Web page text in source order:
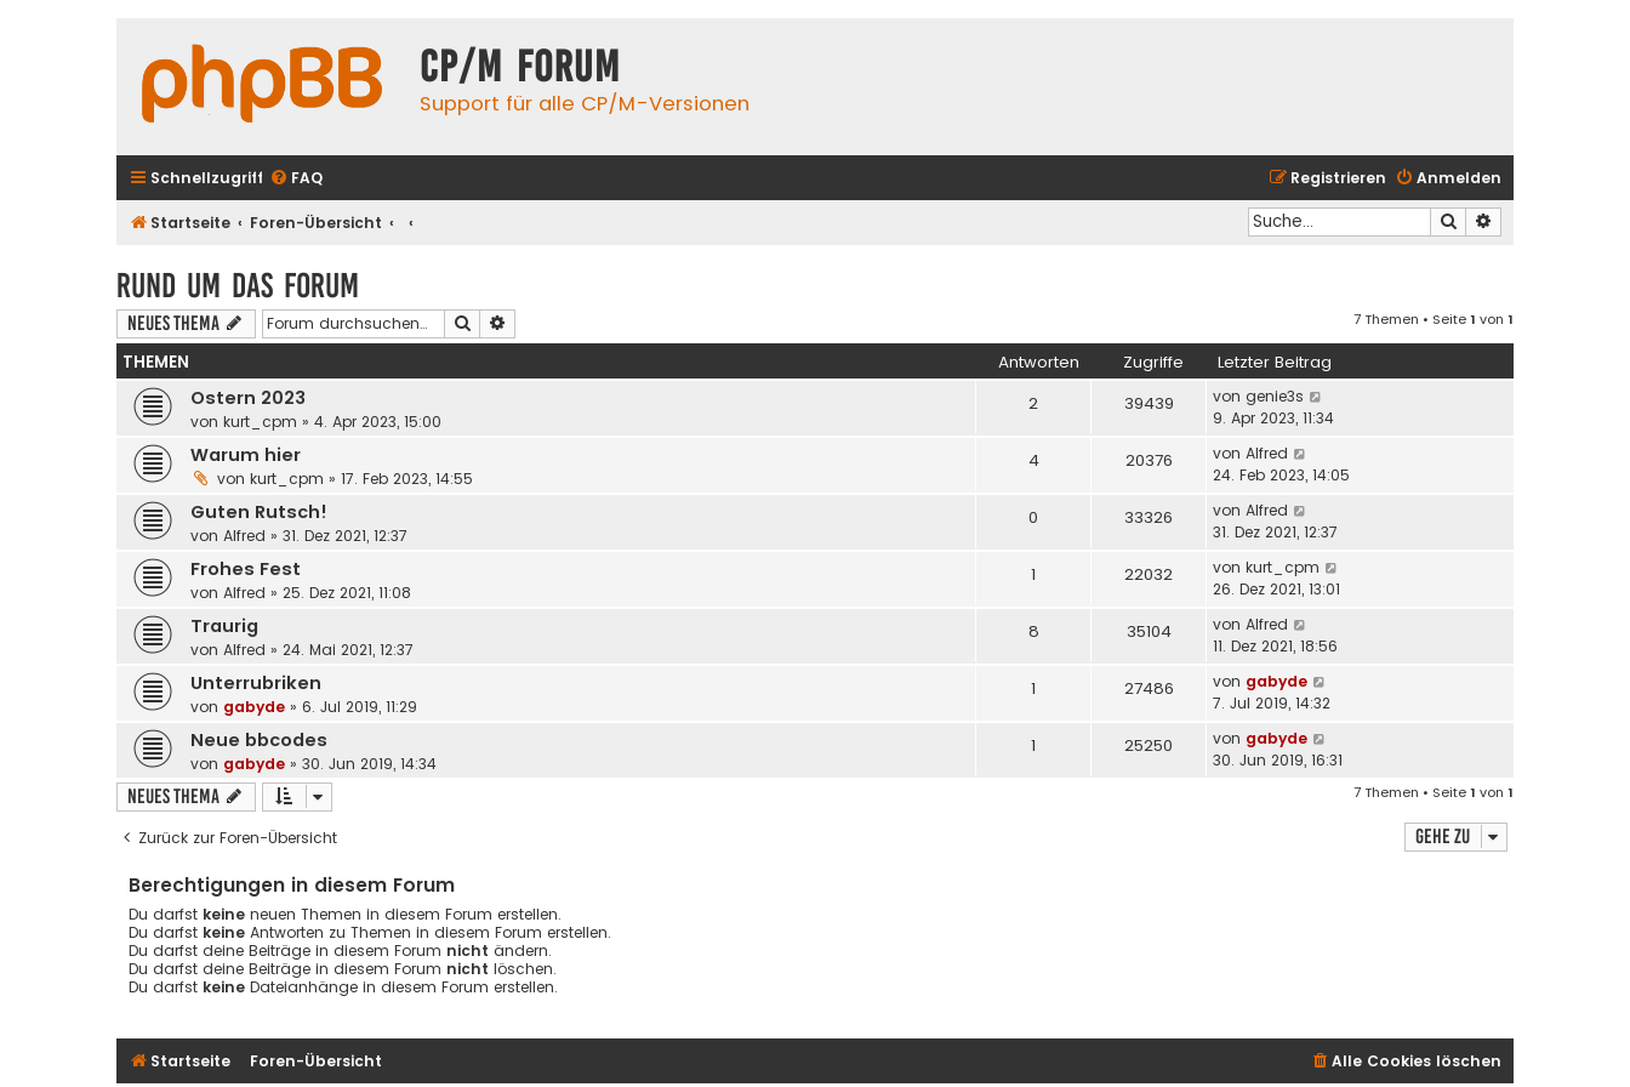
CP/M Forum
Support für alle CP/M-Versionen
Schnellzugriff FAQ Anmelden
Registrieren
Startseite Foren-Übersicht Suche
Rund um das Forum
Neues Thema Suche 7 Themen • Seite1 von 1
THEMEN Antworten Zugriffe Letzter Beitrag
Ostern 2023
von kurt_cpm » 4. Apr 2023, 15:00
2 39439 von genie3s
9. Apr 2023, 11:34
Warum hier
von kurt_cpm » 17. Feb 2023, 14:55
4 20376 von Alfred
24. Feb 2023, 14:05
Guten Rutsch!
von Alfred » 31. Dez 2021, 12:37
0 33326 von Alfred
31. Dez 2021, 12:37
Frohes Fest
von Alfred » 25. Dez 2021, 11:08
1 22032 von kurt_cpm
26. Dez 2021, 13:01
Traurig
von Alfred » 24. Mai 2021, 12:37
8 35104 von Alfred
11. Dez 2021, 18:56
Unterrubriken
von gabyde » 6. Jul 2019, 11:29
1 27486 von gabyde
7. Jul 2019, 14:32
Neue bbcodes
von gabyde » 30. Jun 2019, 14:34
1 25250 von gabyde
30. Jun 2019, 16:31
Neues Thema 7 Themen • Seite1 von 1
Zurück zur Foren-Übersicht Gehe zu
Berechtigungen in diesem Forum
Du darfst keine neuen Themen in diesem Forum erstellen.
Du darfst keine Antworten zu Themen in diesem Forum erstellen.
Du darfst deine Beiträge in diesem Forum nicht ändern.
Du darfst deine Beiträge in diesem Forum nicht löschen.
Du darfst keine Dateianhänge in diesem Forum erstellen.
Startseite Foren-Übersicht Alle Cookies löschen